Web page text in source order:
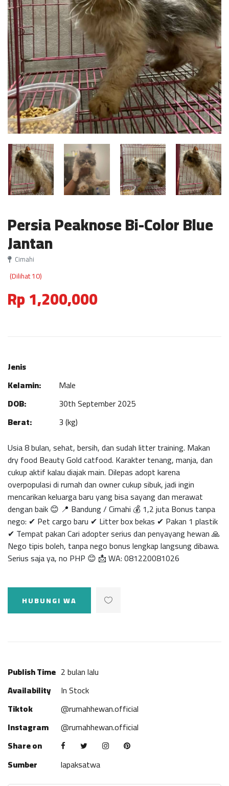
Persia Peaknose Bi-Color Blue
Jantan
Cimahi
(Dilihat 10)
Rp 1,200,000
Jenis
Kelamin:
Male
DOB:
30th September 2025
Berat:
3 (kg)
Usia 8 bulan, sehat, bersih, dan sudah litter training. Makan
dry food Beauty Gold catfood. Karakter tenang, manja, dan
cukup aktif kalau diajak main. Dilepas adopt karena
overpopulasi di rumah dan owner cukup sibuk, jadi ingin
mencarikan keluarga baru yang bisa sayang dan merawat
dengan baik 😊 📍 Bandung / Cimahi 💰 1,2 juta Bonus tanpa
nego: ✔ Pet cargo baru ✔ Litter box bekas ✔ Pakan 1 plastik
✔ Tempat pakan Cari adopter serius dan penyayang hewan 🙏
Nego tipis boleh, tanpa nego bonus lengkap langsung dibawa.
Serius saja ya, no PHP 😊 📩 WA: 081220081026
HUBUNGI WA
Publish Time 2 bulan lalu
Availability
In Stock
Tiktok
@rumahhewan.official
Instagram
@rumahhewan.official
Share on
Sumber
lapaksatwa